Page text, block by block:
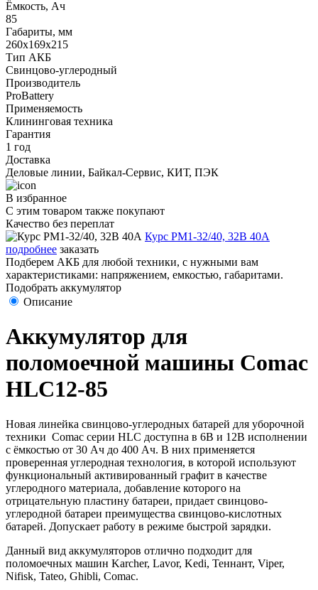
Ёмкость, Ач
85
Габариты, мм
260х169х215
Тип АКБ
Свинцово-углеродный
Производитель
ProBattery
Применяемость
Клининговая техника
Гарантия
1 год
Доставка
Деловые линии, Байкал-Сервис, КИТ, ПЭК
В избранное
С этим товаром также покупают
Качество без переплат
Курс PM1-32/40, 32В 40А
подробнее заказать
Подберем АКБ для любой техники, с нужными вам
характеристиками: напряжением, емкостью, габаритами.
Подобрать аккумулятор
Описание
Аккумулятор для
поломоечной машины Comac
HLC12-85
Новая линейка свинцово-углеродных батарей для уборочной
техники Comac серии HLC доступна в 6В и 12В исполнении
с ёмкостью от 30 Ач до 400 Ач. В них применяется
проверенная углеродная технология, в которой используют
функциональный активированный графит в качестве
углеродного материала, добавление которого на
отрицательную пластину батареи, придает свинцово-
углеродной батареи преимущества свинцово-кислотных
батарей. Допускает работу в режиме быстрой зарядки.
Данный вид аккумуляторов отлично подходит для
поломоечных машин Karcher, Lavor, Kedi, Теннант, Viper,
Nifisk, Tateo, Ghibli, Comac.